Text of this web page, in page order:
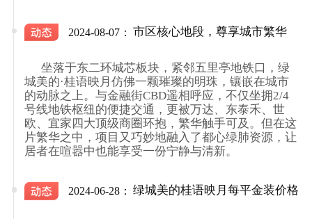
2024-08-07： 市区核心地段，尊享城市繁华
      坐落于东二环城芯板块，紧邻五里亭地铁口，绿
城美的·桂语映月仿佛一颗璀璨的明珠，镶嵌在城市
的动脉之上。与金融街CBD遥相呼应，不仅坐拥2/4
号线地铁枢纽的便捷交通，更被万达、东泰禾、世
欧、宜家四大顶级商圈环抱，繁华触手可及。但在这
片繁华之中，项目又巧妙地融入了都心绿肺资源，让
居者在喧嚣中也能享受一份宁静与清新。
2024-06-28： 绿城美的桂语映月每平金装价格